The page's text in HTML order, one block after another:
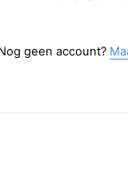
geen account?